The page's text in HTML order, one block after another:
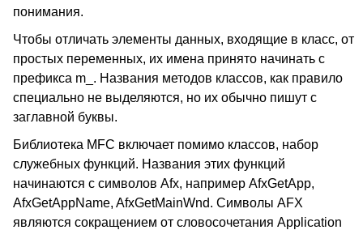
понимания.
Чтобы отличать элементы данных, входящие в класс, от
простых переменных, их имена принято начинать с
префикса m_. Названия методов классов, как правило
специально не выделяются, но их обычно пишут с
заглавной буквы.
Библиотека MFC включает помимо классов, набор
служебных функций. Названия этих функций
начинаются с символов Afx, например AfxGetApp,
AfxGetAppName, AfxGetMainWnd. Символы AFX
являются сокращением от словосочетания Application